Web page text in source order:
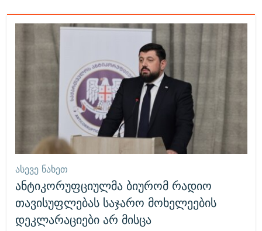
ᲐᲡᲔᲕᲔ ᲜᲐᲮᲔᲗ
ანტიკორუფციულმა ბიურომ რადიო
თავისუფლებას საჯარო მოხელეების
დეკლარაციები არ მისცა